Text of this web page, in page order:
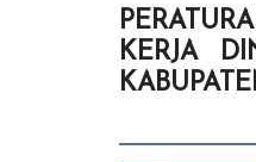
KERJA